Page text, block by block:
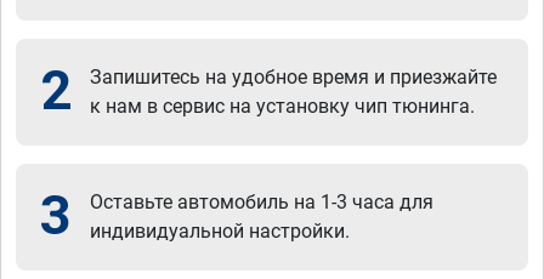
2
Запишитесь на удобное время и приезжайте
к нам в сервис на установку чип тюнинга.
3
Оставьте автомобиль на 1-3 часа для
индивидуальной настройки.